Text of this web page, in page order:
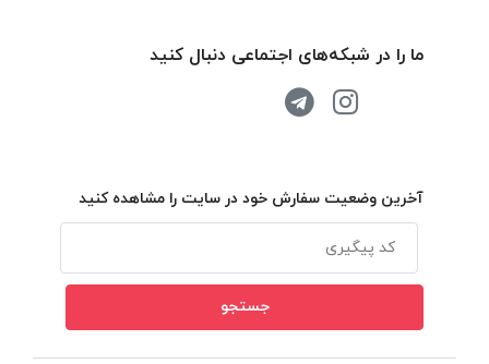
ما را در شبکه‌های اجتماعی دنبال کنید
آخرین وضعیت سفارش خود در سایت را مشاهده کنید